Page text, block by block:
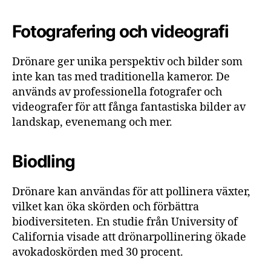
Fotografering och videografi
Drönare ger unika perspektiv och bilder som
inte kan tas med traditionella kameror. De
används av professionella fotografer och
videografer för att fånga fantastiska bilder av
landskap, evenemang och mer.
Biodling
Drönare kan användas för att pollinera växter,
vilket kan öka skörden och förbättra
biodiversiteten. En studie från University of
California visade att drönarpollinering ökade
avokadoskörden med 30 procent.